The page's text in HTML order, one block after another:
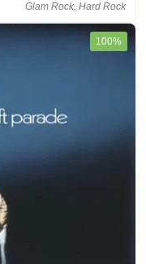
Glam Rock, Hard Rock
100%